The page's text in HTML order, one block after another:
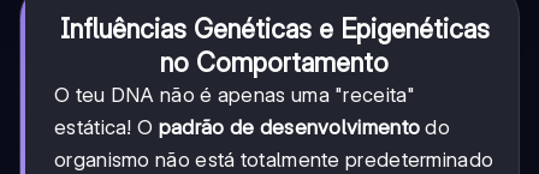
Influências Genéticas e Epigenéticas
no Comportamento
O teu DNA não é apenas uma "receita"
estática! O padrão de desenvolvimento do
organismo não está totalmente predeterminado